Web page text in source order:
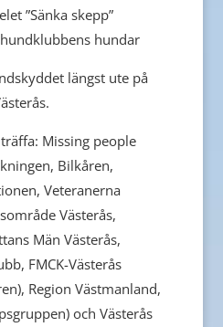
”Sänka skepp”
hundar
längst ute på
Missing people
Bilkåren,
Veteranerna
Västerås,
Män Västerås,
FMCK-Västerås
Region Västmanland,
och Västerås